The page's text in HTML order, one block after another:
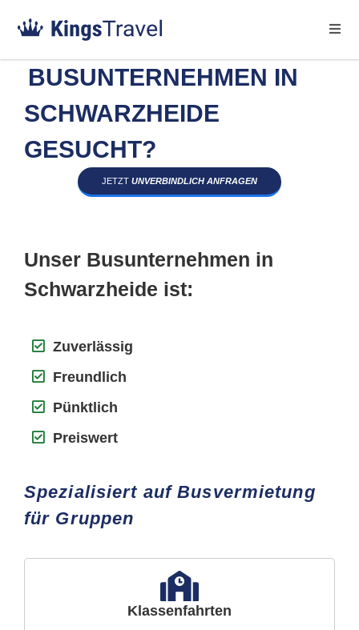
BUSUNTERNEHMEN IN
SCHWARZHEIDE
GESUCHT?
JETZT UNVERBINDLICH ANFRAGEN
Unser Busunternehmen in
Schwarzheide ist:
Zuverlässig
Freundlich
Pünktlich
Preiswert
Spezialisiert auf Busvermietung
für Gruppen
Klassenfahrten